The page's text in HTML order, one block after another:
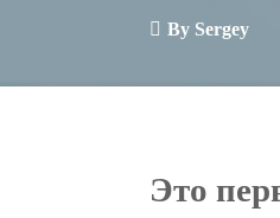
By Sergey
Это